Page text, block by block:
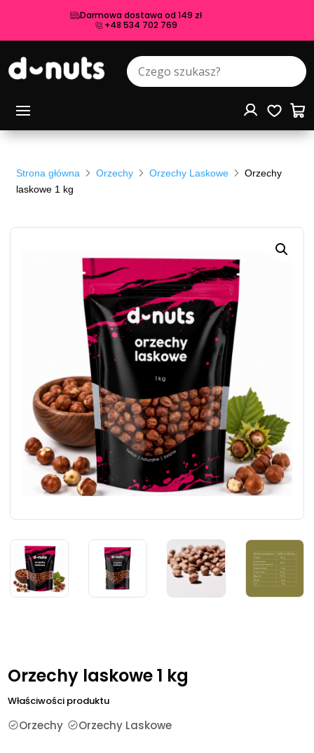
Darmowa dostawa od 149 zł
+48 534 702 769
Strona główna Orzechy Orzechy Laskowe
Orzechy
laskowe 1 kg
Orzechy laskowe 1 kg
Właściwości produktu
Orzechy Orzechy Laskowe